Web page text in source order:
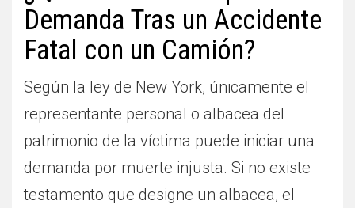
Demanda Tras un Accidente
Fatal con un Camión?
Según la ley de New York, únicamente el
representante personal o albacea del
patrimonio de la víctima puede iniciar una
demanda por muerte injusta. Si no existe
testamento que designe un albacea, el